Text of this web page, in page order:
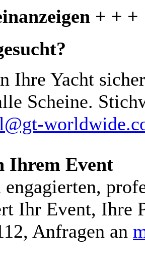
+ + +
Ihre Yacht
Scheine.
Ihrem Event
engagierten,
Ihr Event, Ihre
Anfragen an